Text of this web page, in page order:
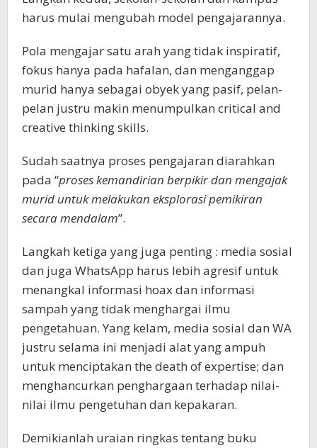
harus mulai mengubah model pengajarannya.
Pola mengajar satu arah yang tidak inspiratif,
fokus hanya pada hafalan, dan menganggap
murid hanya sebagai obyek yang pasif, pelan-
pelan justru makin menumpulkan critical and
creative thinking skills.
Sudah saatnya proses pengajaran diarahkan
pada “proses kemandirian berpikir dan mengajak
murid untuk melakukan eksplorasi pemikiran
secara mendalam”.
Langkah ketiga yang juga penting : media sosial
dan juga WhatsApp harus lebih agresif untuk
menangkal informasi hoax dan informasi
sampah yang tidak menghargai ilmu
pengetahuan. Yang kelam, media sosial dan WA
justru selama ini menjadi alat yang ampuh
untuk menciptakan the death of expertise; dan
menghancurkan penghargaan terhadap nilai-
nilai ilmu pengetuhan dan kepakaran.
Demikianlah uraian ringkas tentang buku